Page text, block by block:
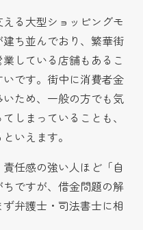
る大型ショッピングモ
ち並んでおり、繁華街
している店舗もあるこ
です。街中に消費者金
ため、一般の方でも気
しまっていることも、
いえます。
任感の強い人ほど「自
ですが、借金問題の解
弁護士・司法書士に相